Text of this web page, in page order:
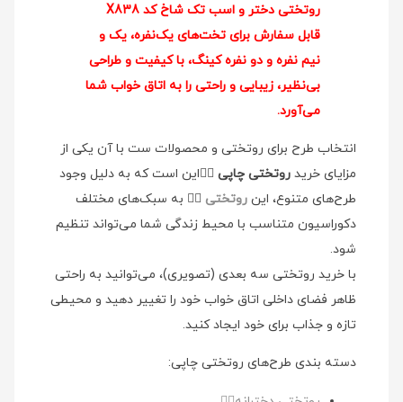
روتختی دختر و اسب تک شاخ کد X838
قابل سفارش برای تخت‌های یک‌نفره، یک و
نیم نفره و دو نفره کینگ، با کیفیت و طراحی
بی‌نظیر، زیبایی و راحتی را به اتاق خواب شما
می‌آورد.
انتخاب طرح برای روتختی و محصولات ست با آن یکی از
مزایای خرید روتختی چاپی 👉🏻این است که به دلیل وجود
طرح‌های متنوع، این روتختی 👉🏻 به سبک‌های مختلف
دکوراسیون متناسب با محیط زندگی شما می‌تواند تنظیم
شود.
با خرید روتختی سه بعدی (تصویری)، می‌توانید به راحتی
ظاهر فضای داخلی اتاق خواب خود را تغییر دهید و محیطی
تازه و جذاب برای خود ایجاد کنید.
دسته بندی طرح‌های روتختی چاپی: